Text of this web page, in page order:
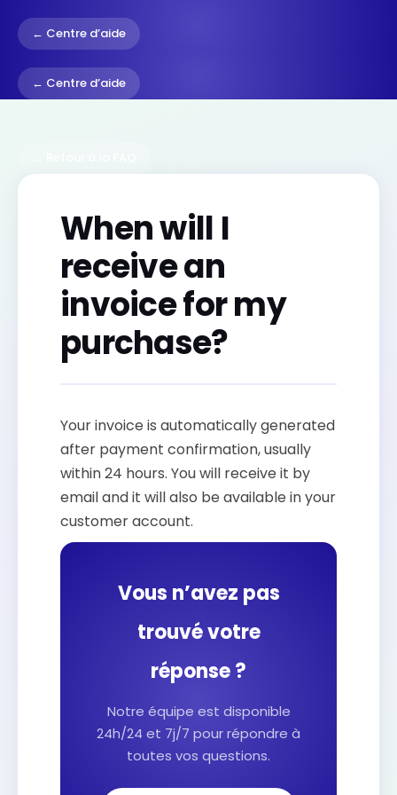
← Centre d’aide
← Centre d’aide
When will I
receive an
invoice for my
purchase?
Your invoice is automatically generated
after payment confirmation, usually
within 24 hours. You will receive it by
email and it will also be available in your
customer account.
Vous n’avez pas
trouvé votre
réponse ?
Notre équipe est disponible
24h/24 et 7j/7 pour répondre à
toutes vos questions.